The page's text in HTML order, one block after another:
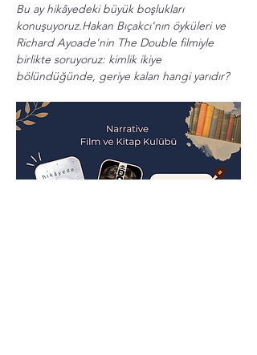
Bu ay hikâyedeki büyük boşlukları
konuşuyoruz.Hakan Bıçakcı'nın öyküleri ve
Richard Ayoade'nin The Double filmiyle
birlikte soruyoruz: kimlik ikiye
bölündüğünde, geriye kalan hangi yarıdır?